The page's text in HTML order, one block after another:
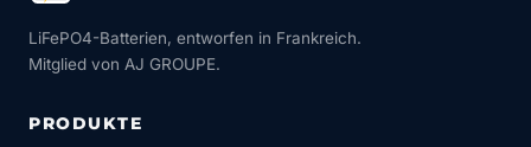
LiFePO4-Batterien, entworfen in Frankreich.
Mitglied von AJ GROUPE.
PRODUKTE